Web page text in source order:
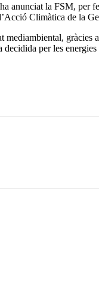
anunciat la FSM,
Climàtica de la
per les